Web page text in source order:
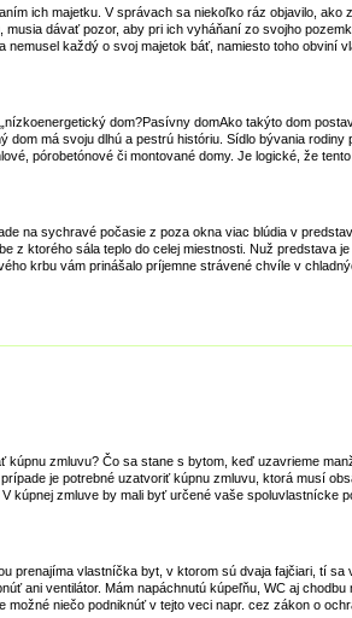
ich majetku. V správach sa niekoľko ráz objavilo, ako
dávať pozor, aby pri ich vyháňaní zo svojho
každý o svoj majetok báť, namiesto toho obviní
dom?Pasívny domAko takýto dom
má svoju dlhú a pestrú históriu. Sídlo bývania rodiny
pórobetónové či montované domy. Je logické, že tento
na sychravé počasie z poza okna viac blúdia v
z ktorého sála teplo do celej miestnosti. Nuž predstava
krbu vám prinášalo príjemne strávené chvíle v
zmluvu? Čo sa stane s bytom, keď uzavrieme
je potrebné uzatvoriť kúpnu zmluvu, ktorá musí
zmluve by mali byť určené vaše spoluvlastnícke
prenajíma vlastníčka byt, v ktorom sú dvaja fajčiari, tí sa
ani ventilátor. Mám napáchnutú kúpeľňu, WC aj
niečo podniknúť v tejto veci napr. cez zákon o